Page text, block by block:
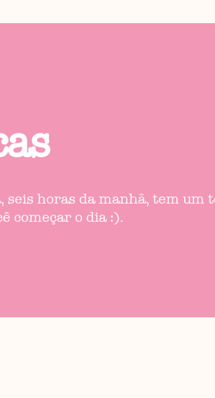
seis horas da manhã, tem um
começar o dia :).